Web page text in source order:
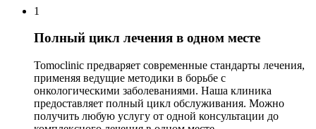
1
Полный цикл лечения в одном месте
Tomoclinic предваряет современные стандарты лечения,
применяя ведущие методики в борьбе с
онкологическими заболеваниями. Наша клиника
предоставляет полный цикл обслуживания. Можно
получить любую услугу от одной консультации до